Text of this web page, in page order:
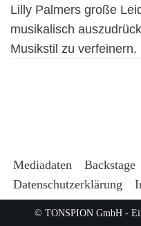
Lilly Palmers große
musikalisch
Musikstil zu
Mediadaten Backstage
Datenschutzerklärung
© TONSPION GmbH -